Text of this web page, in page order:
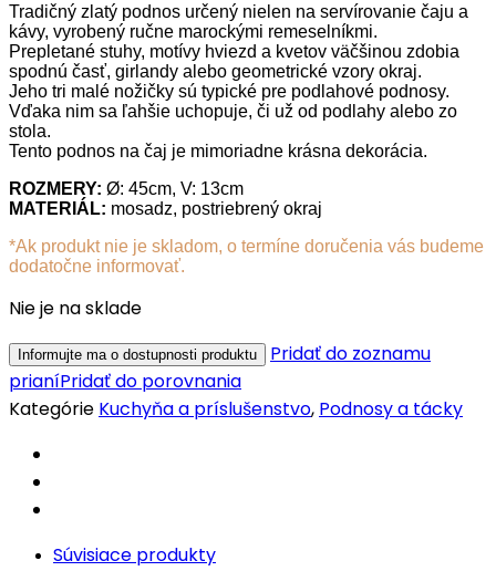
Tradičný zlatý podnos určený nielen na servírovanie čaju a
kávy, vyrobený ručne marockými remeselníkmi.
Prepletané stuhy, motívy hviezd a kvetov väčšinou zdobia
spodnú časť, girlandy alebo geometrické vzory okraj.
Jeho tri malé nožičky sú typické pre podlahové podnosy.
Vďaka nim sa ľahšie uchopuje, či už od podlahy alebo zo
stola.
Tento podnos na čaj je mimoriadne krásna dekorácia.
ROZMERY: Ø: 45cm, V: 13cm
MATERIÁL: mosadz, postriebrený okraj
*Ak produkt nie je skladom, o termíne doručenia vás budeme
dodatočne informovať.
Nie je na sklade
Pridať do zoznamu
prianíPridať do porovnania
Kategórie Kuchyňa a príslušenstvo, Podnosy a tácky
Súvisiace produkty